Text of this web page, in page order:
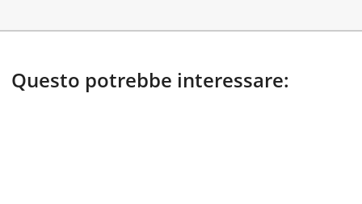
Questo potrebbe interessare: